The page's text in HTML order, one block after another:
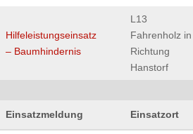
Hilfeleistungseinsatz
– Baumhindernis
L13
Fahrenholz in
Richtung
Hanstorf
Einsatzmeldung Einsatzort